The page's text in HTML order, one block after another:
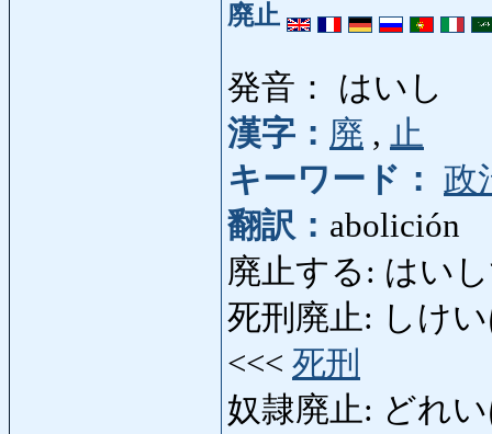
廃止
発音： はいし
漢字： 廃 , 止
キーワード： 政
翻訳： abolición
廃止する: はい
死刑廃止: しけい
<<< 死刑
奴隷廃止: どれ